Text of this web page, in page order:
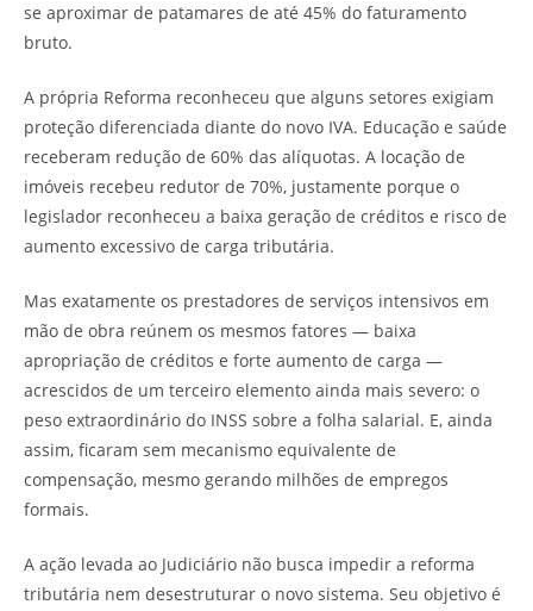
se aproximar de patamares de até 45% do faturamento
bruto.
A própria Reforma reconheceu que alguns setores exigiam
proteção diferenciada diante do novo IVA. Educação e saúde
receberam redução de 60% das alíquotas. A locação de
imóveis recebeu redutor de 70%, justamente porque o
legislador reconheceu a baixa geração de créditos e risco de
aumento excessivo de carga tributária.
Mas exatamente os prestadores de serviços intensivos em
mão de obra reúnem os mesmos fatores — baixa
apropriação de créditos e forte aumento de carga —
acrescidos de um terceiro elemento ainda mais severo: o
peso extraordinário do INSS sobre a folha salarial. E, ainda
assim, ficaram sem mecanismo equivalente de
compensação, mesmo gerando milhões de empregos
formais.
A ação levada ao Judiciário não busca impedir a reforma
tributária nem desestruturar o novo sistema. Seu objetivo é